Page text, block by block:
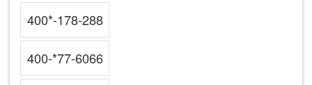
400*-178-288
400-*77-6066